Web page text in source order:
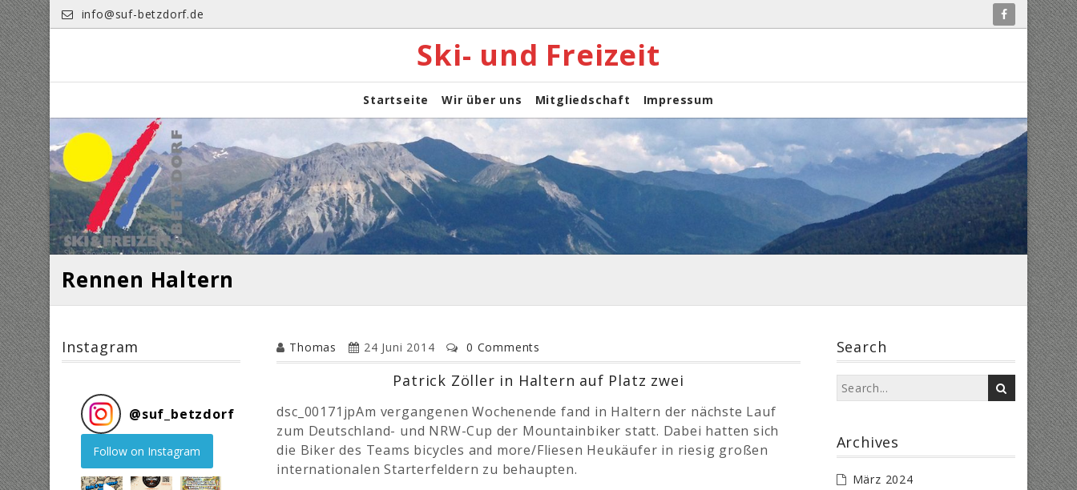
Skip
to
content
info@suf-betzdorf.de
Ski- und Freizeit
Startseite Wir über uns Mitgliedschaft Impressum
Rennen Haltern
Thomas 24 Juni 2014 0 Comments
Patrick Zöller in Haltern auf Platz zwei
dsc_00171jpAm vergangenen Wochenende fand in Haltern der nächste Lauf
zum Deutschland- und NRW-Cup der Mountainbiker statt. Dabei hatten sich
die Biker des Teams bicycles and more/Fliesen Heukäufer in riesig großen
internationalen Starterfeldern zu behaupten.
Instagram
@suf_betzdorf
Follow on Instagram
Search
Archives
März 2024